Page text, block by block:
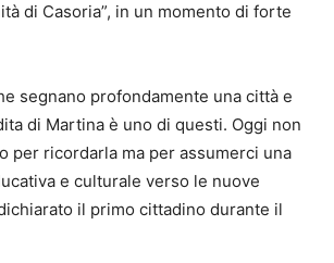
di Casoria”, in un momento di forte
segnano profondamente una città e
di Martina è uno di questi. Oggi non
per ricordarla ma per assumerci una
e culturale verso le nuove
il primo cittadino durante il